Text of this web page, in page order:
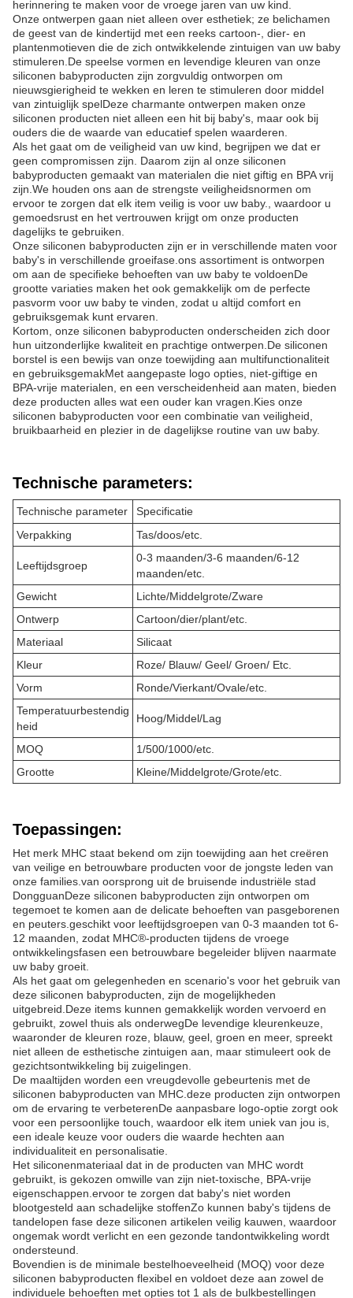
herinnering te maken voor de vroege jaren van uw kind.
Onze ontwerpen gaan niet alleen over esthetiek; ze belichamen
de geest van de kindertijd met een reeks cartoon-, dier- en
plantenmotieven die de zich ontwikkelende zintuigen van uw baby
stimuleren.De speelse vormen en levendige kleuren van onze
siliconen babyproducten zijn zorgvuldig ontworpen om
nieuwsgierigheid te wekken en leren te stimuleren door middel
van zintuiglijk spelDeze charmante ontwerpen maken onze
siliconen producten niet alleen een hit bij baby's, maar ook bij
ouders die de waarde van educatief spelen waarderen.
Als het gaat om de veiligheid van uw kind, begrijpen we dat er
geen compromissen zijn. Daarom zijn al onze siliconen
babyproducten gemaakt van materialen die niet giftig en BPA vrij
zijn.We houden ons aan de strengste veiligheidsnormen om
ervoor te zorgen dat elk item veilig is voor uw baby., waardoor u
gemoedsrust en het vertrouwen krijgt om onze producten
dagelijks te gebruiken.
Onze siliconen babyproducten zijn er in verschillende maten voor
baby's in verschillende groeifase.ons assortiment is ontworpen
om aan de specifieke behoeften van uw baby te voldoenDe
grootte variaties maken het ook gemakkelijk om de perfecte
pasvorm voor uw baby te vinden, zodat u altijd comfort en
gebruiksgemak kunt ervaren.
Kortom, onze siliconen babyproducten onderscheiden zich door
hun uitzonderlijke kwaliteit en prachtige ontwerpen.De siliconen
borstel is een bewijs van onze toewijding aan multifunctionaliteit
en gebruiksgemakMet aangepaste logo opties, niet-giftige en
BPA-vrije materialen, en een verscheidenheid aan maten, bieden
deze producten alles wat een ouder kan vragen.Kies onze
siliconen babyproducten voor een combinatie van veiligheid,
bruikbaarheid en plezier in de dagelijkse routine van uw baby.
Technische parameters:
Technische parameter
Specificatie
Verpakking
Tas/doos/etc.
Leeftijdsgroep
0-3 maanden/3-6 maanden/6-12
maanden/etc.
Gewicht
Lichte/Middelgrote/Zware
Ontwerp
Cartoon/dier/plant/etc.
Materiaal
Silicaat
Kleur
Roze/ Blauw/ Geel/ Groen/ Etc.
Vorm
Ronde/Vierkant/Ovale/etc.
Temperatuurbestendig
heid
Hoog/Middel/Lag
MOQ
1/500/1000/etc.
Grootte
Kleine/Middelgrote/Grote/etc.
Toepassingen:
Het merk MHC staat bekend om zijn toewijding aan het creëren
van veilige en betrouwbare producten voor de jongste leden van
onze families.van oorsprong uit de bruisende industriële stad
DongguanDeze siliconen babyproducten zijn ontworpen om
tegemoet te komen aan de delicate behoeften van pasgeborenen
en peuters.geschikt voor leeftijdsgroepen van 0-3 maanden tot 6-
12 maanden, zodat MHC®-producten tijdens de vroege
ontwikkelingsfasen een betrouwbare begeleider blijven naarmate
uw baby groeit.
Als het gaat om gelegenheden en scenario's voor het gebruik van
deze siliconen babyproducten, zijn de mogelijkheden
uitgebreid.Deze items kunnen gemakkelijk worden vervoerd en
gebruikt, zowel thuis als onderwegDe levendige kleurenkeuze,
waaronder de kleuren roze, blauw, geel, groen en meer, spreekt
niet alleen de esthetische zintuigen aan, maar stimuleert ook de
gezichtsontwikkeling bij zuigelingen.
De maaltijden worden een vreugdevolle gebeurtenis met de
siliconen babyproducten van MHC.deze producten zijn ontworpen
om de ervaring te verbeterenDe aanpasbare logo-optie zorgt ook
voor een persoonlijke touch, waardoor elk item uniek van jou is,
een ideale keuze voor ouders die waarde hechten aan
individualiteit en personalisatie.
Het siliconenmateriaal dat in de producten van MHC wordt
gebruikt, is gekozen omwille van zijn niet-toxische, BPA-vrije
eigenschappen.ervoor te zorgen dat baby's niet worden
blootgesteld aan schadelijke stoffenZo kunnen baby's tijdens de
tandelopen fase deze siliconen artikelen veilig kauwen, waardoor
ongemak wordt verlicht en een gezonde tandontwikkeling wordt
ondersteund.
Bovendien is de minimale bestelhoeveelheid (MOQ) voor deze
siliconen babyproducten flexibel en voldoet deze aan zowel de
individuele behoeften met opties tot 1 als de bulkbestellingen